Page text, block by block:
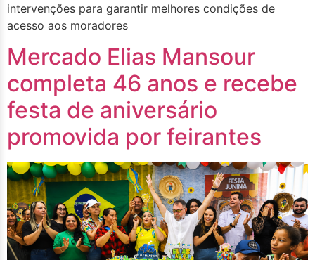
intervenções para garantir melhores condições de
acesso aos moradores
Mercado Elias Mansour
completa 46 anos e recebe
festa de aniversário
promovida por feirantes